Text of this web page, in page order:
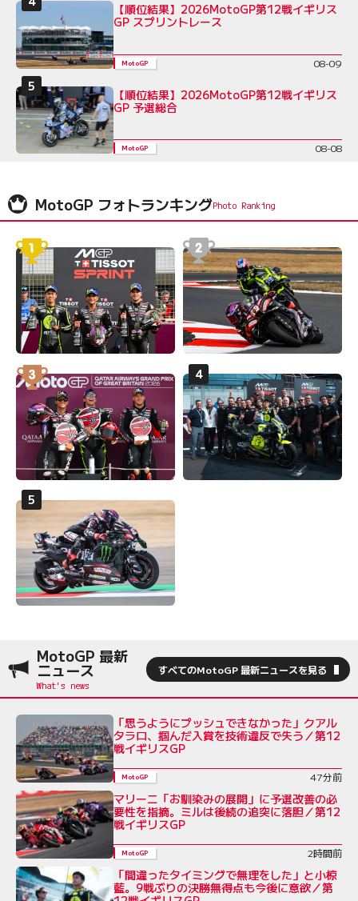
【順位結果】2026MotoGP第12戦イギリス
GP スプリントレース
MotoGP 08-09
【順位結果】2026MotoGP第12戦イギリス
GP 予選総合
MotoGP 08-08
MotoGP フォトランキング
MotoGP 最新
ニュース すべてのMotoGP 最新ニュースを見る
「思うようにプッシュできなかった」クアル
タラロ、掴んだ入賞を技術違反で失う／第12
戦イギリスGP
MotoGP 47分前
マリーニ「お馴染みの展開」に予選改善の必
要性を指摘。ミルは後続の追突に落胆／第12
戦イギリスGP
MotoGP 2時間前
「間違ったタイミングで無理をした」と小椋
藍。9戦ぶりの決勝無得点も今後に意欲／第